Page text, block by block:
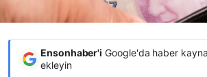
Ensonhaber'i Google'da haber
ekleyin